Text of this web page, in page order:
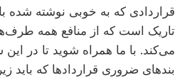
قراردادی که به خوبی نوشته شده
تاریک است که از منافع همه
می‌کند. با ما همراه شوید تا در
بندهای ضروری قراردادها که باید